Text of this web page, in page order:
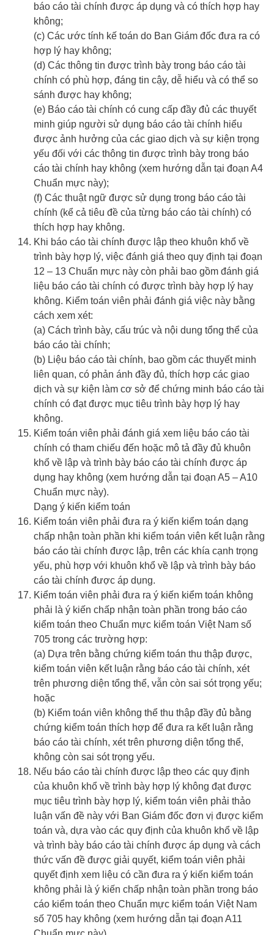
báo cáo tài chính được áp dụng và có thích hợp hay
không;
(c) Các ước tính kế toán do Ban Giám đốc đưa ra có
hợp lý hay không;
(d) Các thông tin được trình bày trong báo cáo tài
chính có phù hợp, đáng tin cậy, dễ hiểu và có thể so
sánh được hay không;
(e) Báo cáo tài chính có cung cấp đầy đủ các thuyết
minh giúp người sử dụng báo cáo tài chính hiểu
được ảnh hưởng của các giao dịch và sự kiện trọng
yếu đối với các thông tin được trình bày trong báo
cáo tài chính hay không (xem hướng dẫn tại đoạn A4
Chuẩn mực này);
(f) Các thuật ngữ được sử dụng trong báo cáo tài
chính (kể cả tiêu đề của từng báo cáo tài chính) có
thích hợp hay không.
Khi báo cáo tài chính được lập theo khuôn khổ về
trình bày hợp lý, việc đánh giá theo quy định tại đoạn
12 – 13 Chuẩn mực này còn phải bao gồm đánh giá
liệu báo cáo tài chính có được trình bày hợp lý hay
không. Kiểm toán viên phải đánh giá việc này bằng
cách xem xét:
(a) Cách trình bày, cấu trúc và nội dung tổng thể của
báo cáo tài chính;
(b) Liệu báo cáo tài chính, bao gồm các thuyết minh
liên quan, có phản ánh đầy đủ, thích hợp các giao
dịch và sự kiện làm cơ sở để chứng minh báo cáo tài
chính có đạt được mục tiêu trình bày hợp lý hay
không.
Kiểm toán viên phải đánh giá xem liệu báo cáo tài
chính có tham chiếu đến hoặc mô tả đầy đủ khuôn
khổ về lập và trình bày báo cáo tài chính được áp
dụng hay không (xem hướng dẫn tại đoạn A5 – A10
Chuẩn mực này).
Dạng ý kiến kiểm toán
Kiểm toán viên phải đưa ra ý kiến kiểm toán dạng
chấp nhận toàn phần khi kiểm toán viên kết luận rằng
báo cáo tài chính được lập, trên các khía cạnh trọng
yếu, phù hợp với khuôn khổ về lập và trình bày báo
cáo tài chính được áp dụng.
Kiểm toán viên phải đưa ra ý kiến kiểm toán không
phải là ý kiến chấp nhận toàn phần trong báo cáo
kiểm toán theo Chuẩn mực kiểm toán Việt Nam số
705 trong các trường hợp:
(a) Dựa trên bằng chứng kiểm toán thu thập được,
kiểm toán viên kết luận rằng báo cáo tài chính, xét
trên phương diện tổng thể, vẫn còn sai sót trọng yếu;
hoặc
(b) Kiểm toán viên không thể thu thập đầy đủ bằng
chứng kiểm toán thích hợp để đưa ra kết luận rằng
báo cáo tài chính, xét trên phương diện tổng thể,
không còn sai sót trọng yếu.
Nếu báo cáo tài chính được lập theo các quy định
của khuôn khổ về trình bày hợp lý không đạt được
mục tiêu trình bày hợp lý, kiểm toán viên phải thảo
luận vấn đề này với Ban Giám đốc đơn vị được kiểm
toán và, dựa vào các quy định của khuôn khổ về lập
và trình bày báo cáo tài chính được áp dụng và cách
thức vấn đề được giải quyết, kiểm toán viên phải
quyết định xem liệu có cần đưa ra ý kiến kiểm toán
không phải là ý kiến chấp nhận toàn phần trong báo
cáo kiểm toán theo Chuẩn mực kiểm toán Việt Nam
số 705 hay không (xem hướng dẫn tại đoạn A11